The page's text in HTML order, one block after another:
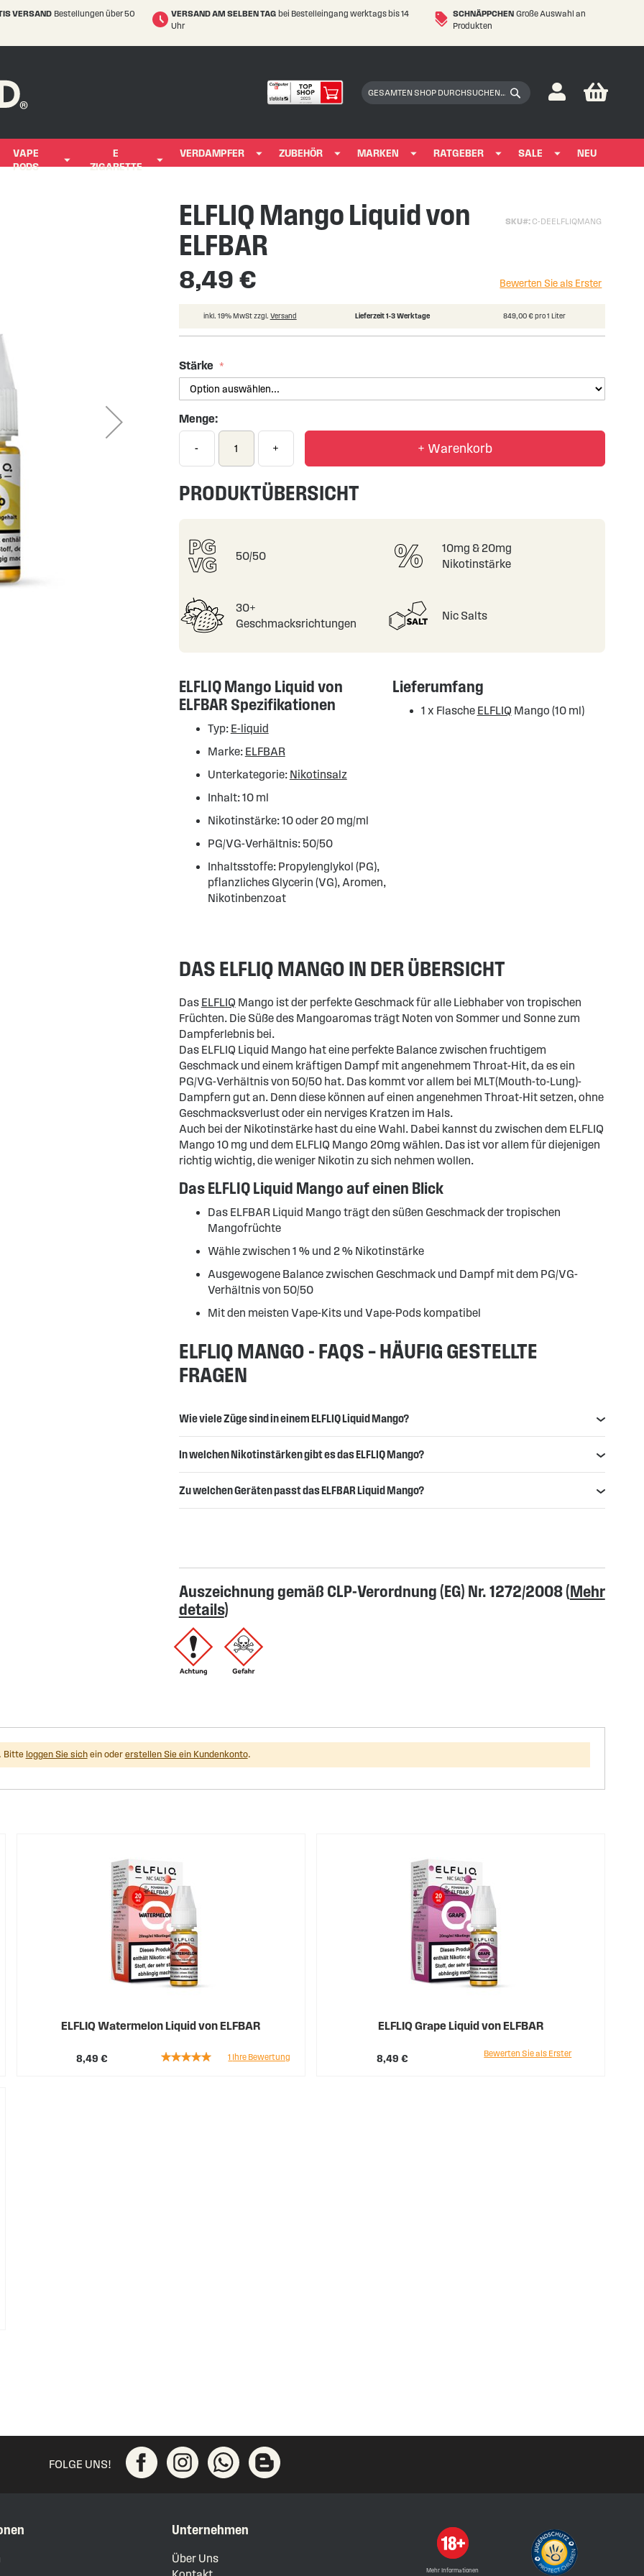
VERSAND Bestellungen über 50
VERSAND AM SELBEN TAG bei Bestelleingang werktags bis 14
Uhr
SCHNÄPPCHEN Große Auswahl an
Produkten
Suchen
My
VAPE
PODS
E
ZIGARETTE
VERDAMPFER ZUBEHÖR MARKEN RATGEBER SALE NEU
ELFLIQ Mango Liquid von
ELFBAR
SKU C-DEELFLIQMANG
8,49 € Bewerten Sie als Erster
inkl. 19% MwSt zzgl. Versand Lieferzeit 1-3 Werktage 849,00 € pro 1 Liter
Stärke
Menge:
- + + Warenkorb
PRODUKTÜBERSICHT
50/50
10mg & 20mg
Nikotinstärke
30+
Geschmacksrichtungen
Nic Salts
ELFLIQ Mango Liquid von
ELFBAR Spezifikationen
Typ: E-liquid
Marke: ELFBAR
Unterkategorie: Nikotinsalz
Inhalt: 10 ml
Nikotinstärke: 10 oder 20 mg/ml
PG/VG-Verhältnis: 50/50
Inhaltsstoffe: Propylenglykol (PG),
pflanzliches Glycerin (VG), Aromen,
Nikotinbenzoat
Lieferumfang
1 x Flasche ELFLIQ Mango (10 ml)
DAS ELFLIQ MANGO IN DER ÜBERSICHT
Das ELFLIQ Mango ist der perfekte Geschmack für alle Liebhaber von tropischen
Früchten. Die Süße des Mangoaromas trägt Noten von Sommer und Sonne zum
Dampferlebnis bei.
Das ELFLIQ Liquid Mango hat eine perfekte Balance zwischen fruchtigem
Geschmack und einem kräftigen Dampf mit angenehmem Throat-Hit, da es ein
PG/VG-Verhältnis von 50/50 hat. Das kommt vor allem bei MLT(Mouth-to-Lung)-
Dampfern gut an. Denn diese können auf einen angenehmen Throat-Hit setzen, ohne
Geschmacksverlust oder ein nerviges Kratzen im Hals.
Auch bei der Nikotinstärke hast du eine Wahl. Dabei kannst du zwischen dem ELFLIQ
Mango 10 mg und dem ELFLIQ Mango 20mg wählen. Das ist vor allem für diejenigen
richtig wichtig, die weniger Nikotin zu sich nehmen wollen.
Das ELFLIQ Liquid Mango auf einen Blick
Das ELFBAR Liquid Mango trägt den süßen Geschmack der tropischen
Mangofrüchte
Wähle zwischen 1 % und 2 % Nikotinstärke
Ausgewogene Balance zwischen Geschmack und Dampf mit dem PG/VG-
Verhältnis von 50/50
Mit den meisten Vape-Kits und Vape-Pods kompatibel
ELFLIQ MANGO - FAQS – HÄUFIG GESTELLTE
FRAGEN
Wie viele Züge sind in einem ELFLIQ Liquid Mango?
In welchen Nikotinstärken gibt es das ELFLIQ Mango?
Zu welchen Geräten passt das ELFBAR Liquid Mango?
Auszeichnung gemäß CLP-Verordnung (EG) Nr. 1272/2008 (Mehr
details)
Bitte loggen Sie sichein oder erstellen Sie ein Kundenkonto.
ELFLIQ Watermelon Liquid von ELFBAR
8,49 €
Rating:
1 Ihre Bewertung
ELFLIQ Grape Liquid von ELFBAR
8,49 €
Bewerten Sie als Erster
FOLGE UNS!
Unternehmen
Über Uns
Mehr Informationen